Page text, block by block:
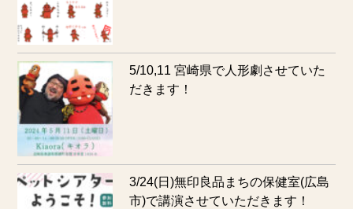
5/10,11 宮崎県で人形劇させていた
だきます！
3/24(日)無印良品まちの保健室(広島
市)で講演させていただきます！